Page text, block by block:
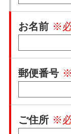
お名前 ※
郵便番号
ご住所 ※